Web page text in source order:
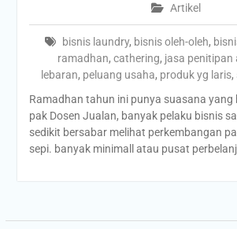
Artikel
bisnis laundry, bisnis oleh-oleh,
ramadhan,cathering, jasa penitipan
lebaran, peluang usaha, produk yg laris,
Ramadhan tahun ini punya suasana yang
pak Dosen Jualan, banyak pelaku bisnis
sedikit bersabar melihat perkembangan
sepi. banyak minimall atau pusat